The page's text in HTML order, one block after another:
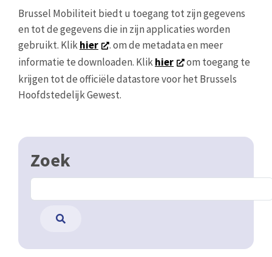
Brussel Mobiliteit biedt u toegang tot zijn gegevens
en tot de gegevens die in zijn applicaties worden
gebruikt. Klikhier
. om de metadata en meer
informatie te downloaden. Klikhier
om toegang te
krijgen tot de officiële datastore voor het Brussels
Hoofdstedelijk Gewest.
Zoek